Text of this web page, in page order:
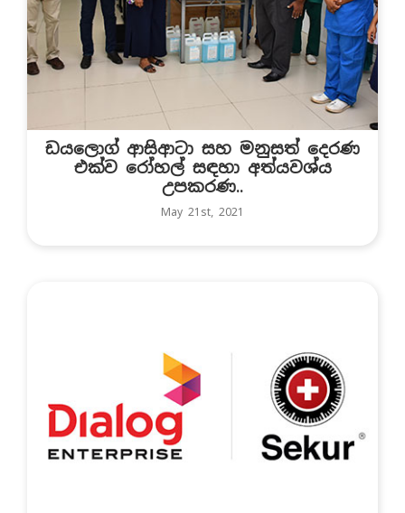
ඩයලොග් ආසිආටා සහ මනුසත් දෙරණ
එක්ව රෝහල් සඳහා අත්යවශ්ය
උපකරණ..
May 21st, 2021